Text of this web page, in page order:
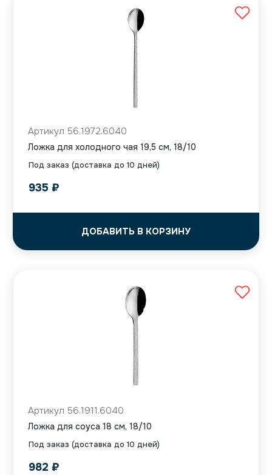
Под заказ (доставка до 10 дней)
Артикул 56.1972.6040
Ложка для холодного чая 19,5 см, 18/10
935 ₽
ДОБАВИТЬ В КОРЗИНУ
Под заказ (доставка до 10 дней)
Артикул 56.1911.6040
Ложка для соуса 18 см, 18/10
982 ₽